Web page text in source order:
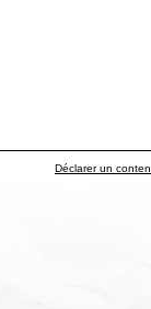
Déclarer un